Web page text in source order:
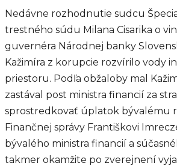
Nedávne rozhodnutie sudcu
trestného súdu Milana Cisarika o
guvernéra Národnej banky
Kažimíra z korupcie rozvírilo vody
priestoru. Podľa obžaloby mal
zastával post ministra financií za
sprostredkovať úplatok bývalému
Finančnej správy Františkovi
bývalého ministra financií a
takmer okamžite po zverejnení